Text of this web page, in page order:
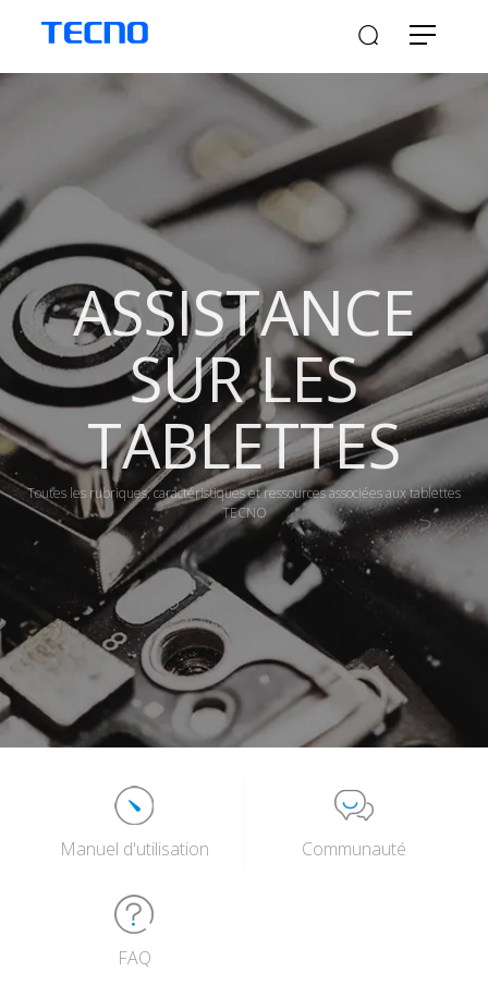
ASSISTANCE
SUR LES
TABLETTES
Toutes les rubriques, caractéristiques et ressources associées aux tablettes
TECNO
Manuel d'utilisation Communauté
FAQ